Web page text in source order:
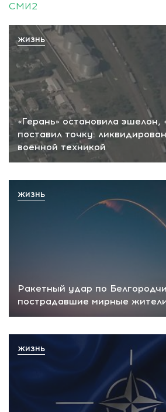
СМИ2
«Герань» остановила эшелон,
поставил точку:
военной техникой
ЖИЗНЬ
Ракетный удар по
пострадавшие мирные
ЖИЗНЬ
ЖИЗНЬ